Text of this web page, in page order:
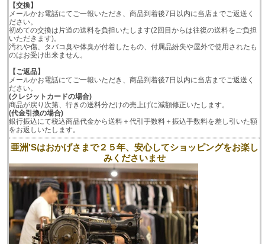
【交換】
メールかお電話にてご一報いただき、商品到着後7日以内に当店までご返送く
ださい。
初めての交換は片道の送料を負担いたします(2回目からは往復の送料をご負担
いただきます)。
汚れや傷、タバコ臭や体臭が付着したもの、付属品紛失や屋外で使用されたも
のはお受け出来ません。
【ご返品】
メールかお電話にてご一報いただき、商品到着後7日以内に当店までご返送く
ださい。
(クレジットカードの場合)
商品が戻り次第、行きの送料分だけの売上げに減額修正いたします。
(代金引換の場合)
銀行振込にて税込商品代金から送料＋代引手数料＋振込手数料を差し引いた額
をお返しいたします。
亜洲'Sはおかげさまで２５年、安心してショッピングをお楽し
みくださいませ